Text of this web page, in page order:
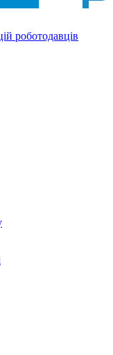
роботодавців